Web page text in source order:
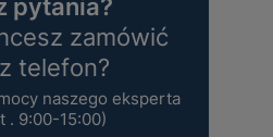
pytania?
zamówić
telefon?
naszego eksperta
. 9:00-15:00)